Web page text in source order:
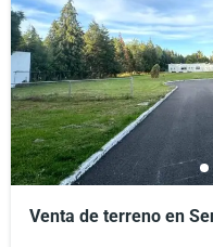
Venta de terreno en